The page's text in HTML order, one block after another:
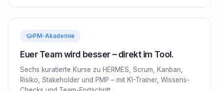
PM-Akademie
Euer Team wird besser – direkt im Tool.
Sechs kuratierte Kurse zu HERMES, Scrum, Kanban,
Risiko, Stakeholder und PMP – mit KI-Trainer, Wissens-